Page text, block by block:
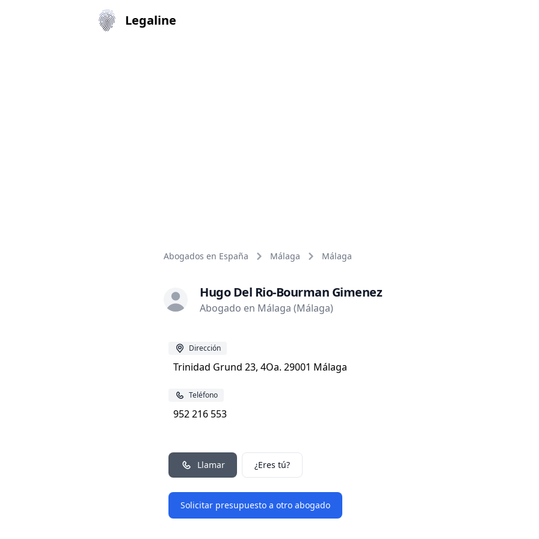
Legaline
Abogados en España Málaga Málaga
Hugo Del Rio-Bourman Gimenez
Abogado en Málaga (Málaga)
Dirección
Trinidad Grund 23, 4Oa. 29001 Málaga
Teléfono
952 216 553
Llamar ¿Eres tú?
Solicitar presupuesto a otro abogado